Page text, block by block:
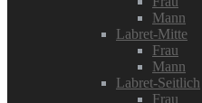
Mann
Labret-Mitte
Frau
Mann
Labret-Seitlich
Frau